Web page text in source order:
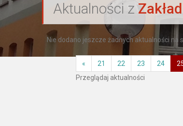
Aktualności z
Nie dodano jeszcze żadnych aktualności na
« 21 22 23 24
Przeglądaj aktualności